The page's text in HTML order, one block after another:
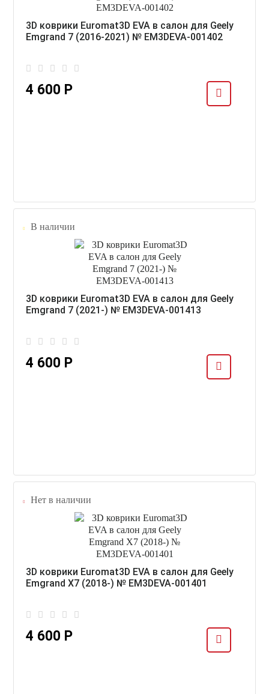
3D коврики Euromat3D EVA в салон для Geely
Emgrand 7 (2016-2021) № EM3DEVA-001402
4 600 Р
В наличии
3D коврики Euromat3D EVA в салон для Geely
Emgrand 7 (2021-) № EM3DEVA-001413
4 600 Р
Нет в наличии
3D коврики Euromat3D EVA в салон для Geely
Emgrand X7 (2018-) № EM3DEVA-001401
4 600 Р